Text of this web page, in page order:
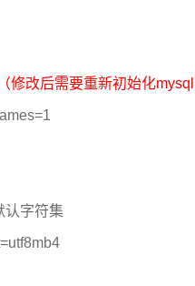
修改后需要重新初始化
认字符集